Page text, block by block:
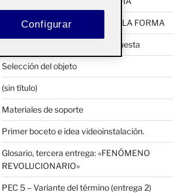
RETO 3 – LA EMERGENCIA DE LA FORMA
Habitación propia, primera propuesta
Selección del objeto
(sin título)
Materiales de soporte
Primer boceto e idea videoinstalación.
Glosario, tercera entrega: «FENÓMENO
REVOLUCIONARIO»
PEC 5 – Variante del término (entrega 2)
Configurar